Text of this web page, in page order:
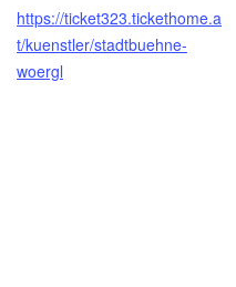
https://ticket323.tickethome.a
t/kuenstler/stadtbuehne-
woergl